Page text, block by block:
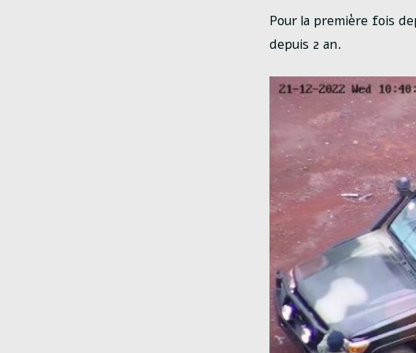
Pour la première fois
depuis 2 an.